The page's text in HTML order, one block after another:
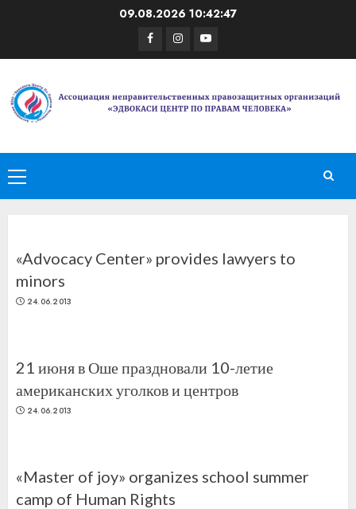
09.08.2026 10:42:48
Facebook
Instagram
Youtube
Основное
меню
«Advocacy Center» provides lawyers to
minors
24.06.2013
21 июня в Оше праздновали 10-летие
американских уголков и центров
24.06.2013
«Master of joy» organizes school summer
camp of Human Rights